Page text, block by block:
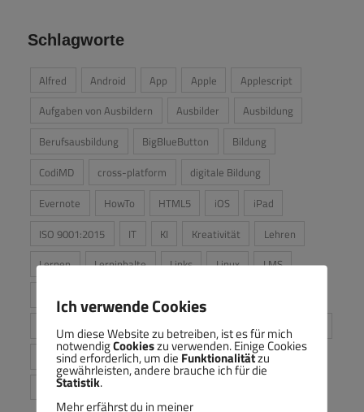
Schlagworte
Alfred Android App Apple
Applescript
Aufgaben von Ausbildern
Ausbilder
Ausbildung
Berufsausbildung
BigBlueButton
Bildung
CodiMD
cross-platform
digitale Bildung
Evernote
HowTo HTML5 iOS
iPad
ISO 9001:2015
IT KI Kreativität
Lehren
Lernen
Lerninhalte Links Linux
LMS
OER
opco12 Owncloud Produktivität
Shares
Tipps Video VPN
Windows
Workflows
Ich verwende Cookies
Um diese Website zu betreiben, ist es für mich
notwendigCookieszu verwenden. Einige Cookies
sind erforderlich, um dieFunktionalitätzu
gewährleisten, andere brauche ich für die
Statistik.
Mehr erfährst du in meiner